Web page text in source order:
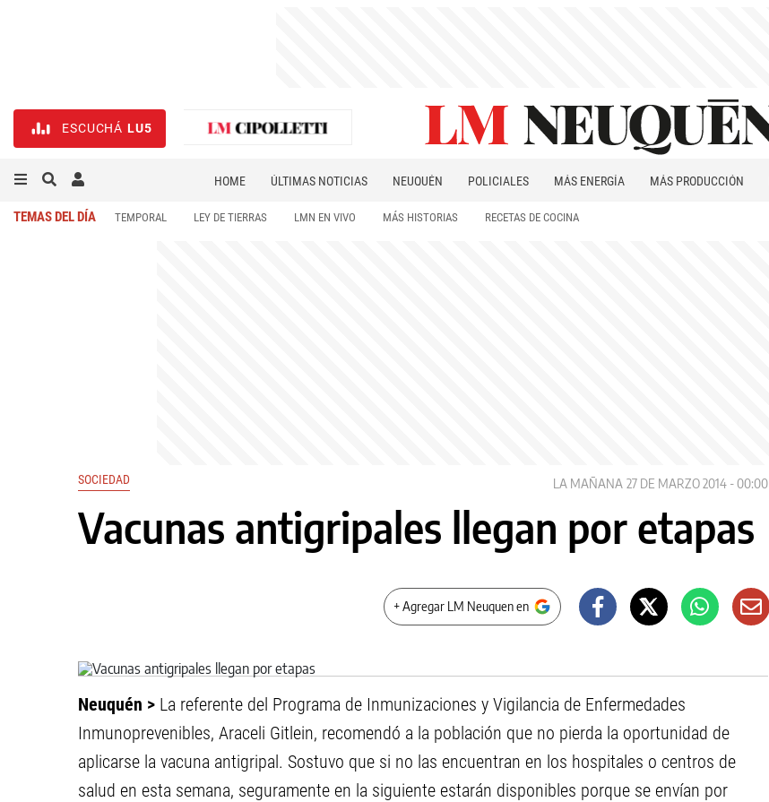
ESCUCHÁ LU5
HOME ÚLTIMAS NOTICIAS NEUQUÉN POLICIALES MÁS ENERGÍA MÁS PRODUCCIÓN
TEMAS DEL DÍA TEMPORAL LEY DE TIERRAS LMN EN VIVO MÁS HISTORIAS RECETAS DE COCINA
SOCIEDAD LA MAÑANA 27 DE MARZO 2014 - 00:00
Vacunas antigripales llegan por etapas
+ Agregar LM Neuquen en
Neuquén > La referente del Programa de Inmunizaciones y Vigilancia de Enfermedades
Inmunoprevenibles, Araceli Gitlein, recomendó a la población que no pierda la oportunidad de
aplicarse la vacuna antigripal. Sostuvo que si no las encuentran en los hospitales o centros de
salud en esta semana, seguramente en la siguiente estarán disponibles porque se envían por